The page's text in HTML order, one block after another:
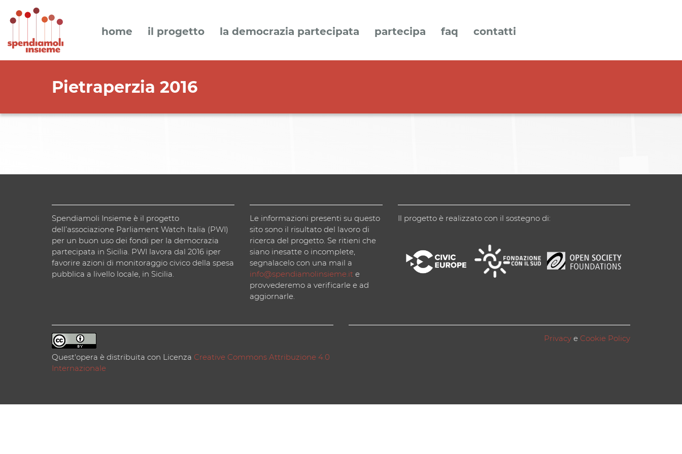
home il progetto la democrazia partecipata partecipa faq contatti
Pietraperzia 2016
Spendiamoli Insieme è il progetto
dell’associazione Parliament Watch Italia (PWI)
per un buon uso dei fondi per la democrazia
partecipata in Sicilia. PWI lavora dal 2016 iper
favorire azioni di monitoraggio civico della spesa
pubblica a livello locale, in Sicilia.
Le informazioni presenti su questo
sito sono il risultato del lavoro di
ricerca del progetto. Se ritieni che
siano inesatte o incomplete,
segnalacelo con una mail a
info@spendiamolinsieme.ite
provvederemo a verificarle e ad
aggiornarle.
Il progetto è realizzato con il sostegno di:
Quest'opera è distribuita con Licenza Creative Commons Attribuzione 4.0
Internazionale
Privacy e Cookie Policy